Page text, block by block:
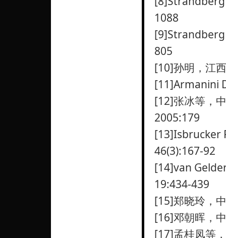
1088
[9]Strandberg
805
[10]孙明，江
[11]Armanini
[12]张冰等，
2005:179
[13]Isbrucker
46(3):167-92
[14]van
19:434-439
[15]郑晓玲，
[16]邓朝晖，
[17]孟桂凤等